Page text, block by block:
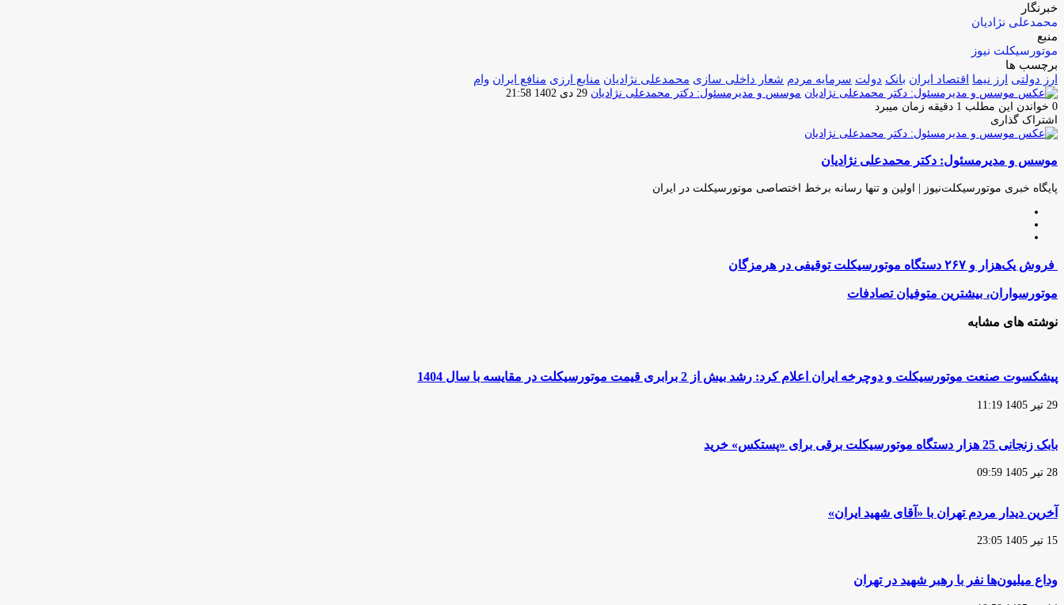
خبرنگار
محمدعلی نژادیان
منبع
موتورسیکلت نیوز
برچسب ها
ارز دولتی ارز نیما اقتصاد ایران بانک دولت سرمایه مردم شعار داخلی سازی محمدعلی نژادیان منابع ارزی منافع ایران وام
موسس و مدیرمسئول: دکتر محمدعلی نژادیان ارسال
29 دی 1402 21:58
0 خواندن این مطلب 1 دقیقه زمان میبرد
اشتراک گذاری
فیس
توئیتر
لینکدین
واتس
تلگرام
اشتراک
از
ایمیل
چاپ
موسس و مدیرمسئول: دکتر محمدعلی نژادیان
پایگاه خبری موتورسیکلت‌نیوز | اولین و تنها رسانه برخط اختصاصی موتورسیکلت در ایران
فروش
یک‌هزار
۲۶۷
دستگاه
موتورسیکلت
هرمزگان
فروش یک‌هزار و ۲۶۷ دستگاه موتورسیکلت توقیفی در هرمزگان
موتورسواران،
متوفیان
تصادفات
موتورسواران، بیشترین متوفیان تصادفات
نوشته های مشابه
پیشکسوت صنعت موتورسیکلت و دوچرخه ایران اعلام کرد: رشد بیش از 2 برابری قیمت موتورسیکلت در مقایسه با سال 1404
29 تیر 1405 11:19
بابک زنجانی 25 هزار دستگاه موتورسیکلت برقی برای «پستکس» خرید
28 تیر 1405 09:59
آخرین دیدار مردم تهران با «آقای شهید ایران»
15 تیر 1405 23:05
وداع میلیون‌ها نفر با رهبر شهید در تهران